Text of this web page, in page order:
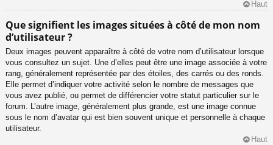
Haut
Que signifient les images situées à côté de mon nom
d’utilisateur ?
Deux images peuvent apparaître à côté de votre nom d’utilisateur lorsque
vous consultez un sujet. Une d’elles peut être une image associée à votre
rang, généralement représentée par des étoiles, des carrés ou des ronds.
Elle permet d’indiquer votre activité selon le nombre de messages que
vous avez publié, ou permet de différencier votre statut particulier sur le
forum. L’autre image, généralement plus grande, est une image connue
sous le nom d’avatar qui est bien souvent unique et personnelle à chaque
utilisateur.
Haut